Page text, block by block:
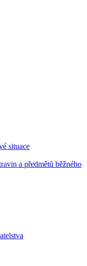
situace
a předmětů běžného